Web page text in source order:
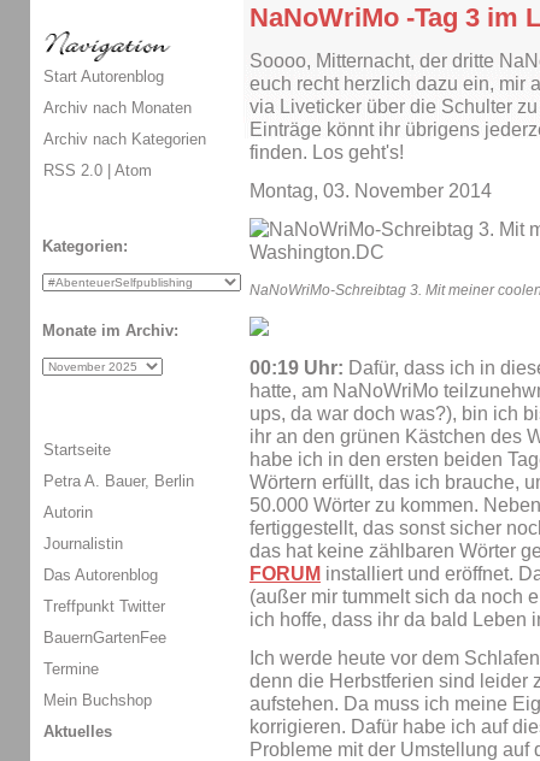
NaNoWriMo -Tag 3 im
Soooo, Mitternacht, der dritte
euch recht herzlich dazu ein, mir
via Liveticker über die Schulter
Einträge könnt ihr übrigens
finden. Los geht's!
Montag, 03. November 2014
NaNoWriMo-Schreibtag 3. Mit meiner
00:19 Uhr: Dafür, dass ich in
hatte, am NaNoWriMo
ups, da war doch was?), bin ich
ihr an den grünen Kästchen des
habe ich in den ersten beiden
Wörtern erfüllt, das ich brauche,
50.000 Wörter zu kommen.
fertiggestellt, das sonst sicher
das hat keine zählbaren Wörter
FORUM installiert und eröffnet.
(außer mir tummelt sich da noch
ich hoffe, dass ihr da bald Leben
Ich werde heute vor dem
denn die Herbstferien sind leider
aufstehen. Da muss ich meine
korrigieren. Dafür habe ich auf
Probleme mit der Umstellung auf
Start Autorenblog
Archiv nach Monaten
Archiv nach Kategorien
RSS 2.0 | Atom
Kategorien:
Monate im Archiv:
Startseite
Petra A. Bauer, Berlin
Autorin
Journalistin
Das Autorenblog
Treffpunkt Twitter
BauernGartenFee
Termine
Mein Buchshop
Aktuelles